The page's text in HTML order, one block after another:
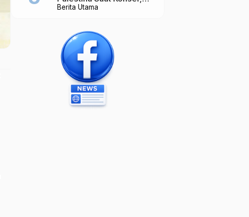
Berita Utama
Massive Attack Dilarang